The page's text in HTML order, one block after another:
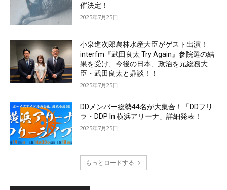
催決定！
2025年7月25日
小泉進次郎農林水産大臣がゲスト出演！
interfm『武田良太 Try Again』参院選の結
果を受け、今後の日本、政治を元総務大
臣・武田良太と鼎談！！
2025年7月25日
DDメンバー総勢44名が大集合！「DDフリ
ラ・DDP In 横浜アリーナ」詳細発表！
2025年7月25日
もっとロードする